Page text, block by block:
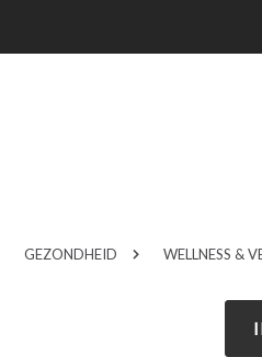
GEZONDHEID WELLNESS &